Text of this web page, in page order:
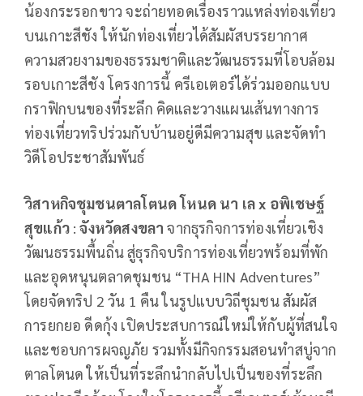
น้องกระรอกขาว จะถ่ายทอดเรื่องราวแหล่งท่องเที่ยว
บนเกาะสีชัง ให้นักท่องเที่ยวได้สัมผัสบรรยากาศ
ความสวยงามของธรรมชาติและวัฒนธรรมที่โอบล้อม
รอบเกาะสีชัง โครงการนี้ ครีเอเตอร์ได้ร่วมออกแบบ
กราฟิกบนของที่ระลึก คิดและวางแผนเส้นทางการ
ท่องเที่ยวทริปร่วมกับบ้านอยู่ดีมีความสุข และจัดทำ
วิดีโอประชาสัมพันธ์
วิสาหกิจชุมชนตาลโตนด โหนด นา เลx อพิเชษฐ์
สุขแก้ว:จังหวัดสงขลาจากธุรกิจการท่องเที่ยวเชิง
วัฒนธรรมพื้นถิ่น สู่ธุรกิจบริการท่องเที่ยวพร้อมที่พัก
และอุดหนุนตลาดชุมชน “THA HIN Adventures”
โดยจัดทริป 2 วัน 1 คืน ในรูปแบบวิถีชุมชน สัมผัส
การยกยอ ดีดกุ้ง เปิดประสบการณ์ใหม่ให้กับผู้ที่สนใจ
และชอบการผจญภัย รวมทั้งมีกิจกรรมสอนทำสบู่จาก
ตาลโตนด ให้เป็นที่ระลึกนำกลับไปเป็นของที่ระลึก